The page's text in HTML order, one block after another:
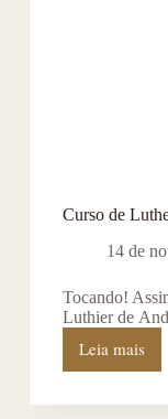
Curso de
14 de
Tocando!
Luthier de
Leia mais